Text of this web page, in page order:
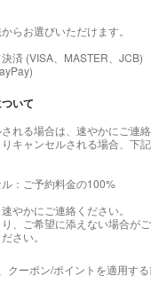
らお選びいただけます。
済 (VISA、MASTER、JCB)
いて
れる場合は、速やかにご連絡
キャンセルされる場合、下
：ご予約料金の100%
やかにご連絡ください。
、ご希望に添えない場合がご
さい。
クーポン/ポイントを適用する